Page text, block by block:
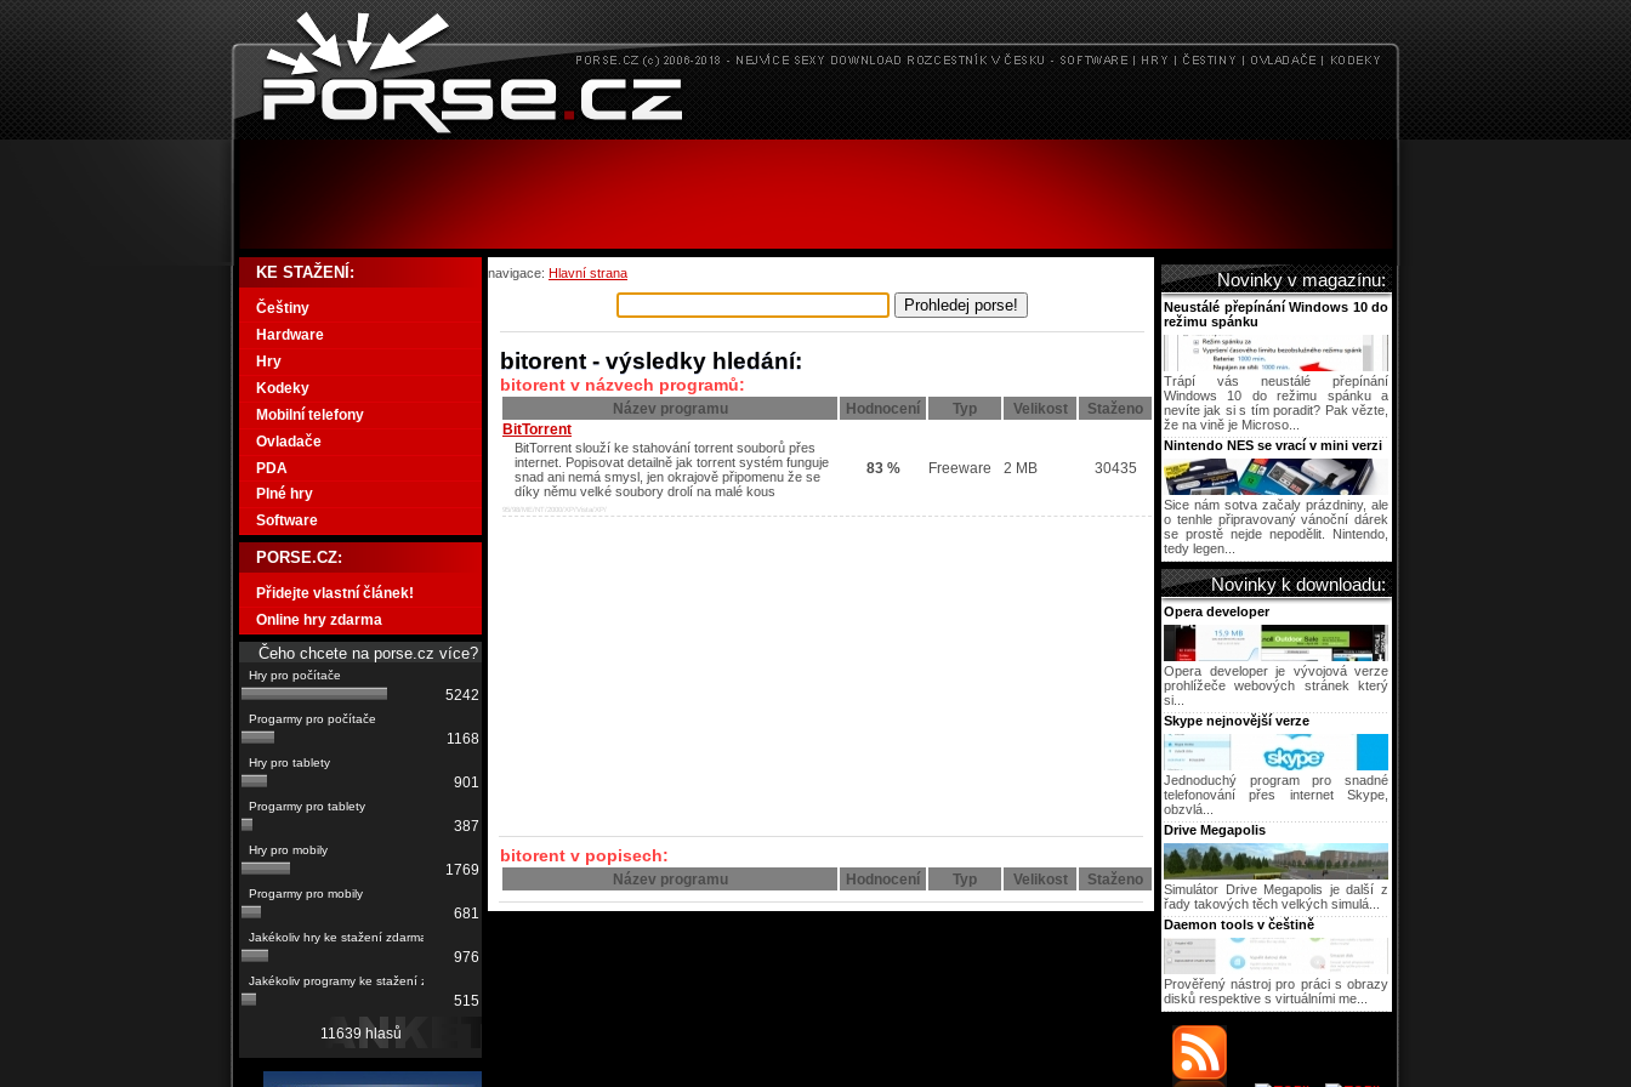
navigace: Hlavní strana
bitorent - výsledky hledání:
bitorent v názvech programů:
Název programu Hodnocení Typ Velikost
Staženo
BitTorrent
BitTorrent slouží ke stahování torrent souborů přes
internet. Popisovat detailně jak torrent systém funguje
snad ani nemá smysl, jen okrajově připomenu že se
díky němu velké soubory drolí na malé kous
95/98/ME/NT/2000/XP/Vista/XP/
83 % Freeware 2 MB 30435
bitorent v popisech:
Název programu Hodnocení Typ Velikost Staženo
KE STAŽENÍ:
Češtiny
Hardware
Hry
Kodeky
Mobilní telefony
Ovladače
PDA
Plné hry
Software
PORSE.CZ:
Přidejte vlastní článek!
Online hry zdarma
Čeho chcete na porse.cz více?
5242
1168
901
387
1769
681
976
515
11639 hlasů
Novinky v magazínu:
Neustálé přepínání Windows 10 do
režimu spánku
Trápí vás neustálé přepínání
Windows 10 do režimu spánku a
nevíte jak si s tím poradit? Pak vězte,
že na vině je Microso...
Nintendo NES se vrací v mini verzi
Sice nám sotva začaly prázdniny, ale
o tenhle připravovaný vánoční dárek
se prostě nejde nepodělit. Nintendo,
tedy legen...
Novinky k downloadu:
Opera developer
Opera developer je vývojová verze
prohlížeče webových stránek který
si...
Skype nejnovější verze
Jednoduchý program pro snadné
telefonování přes internet Skype,
obzvlá...
Drive Megapolis
Simulátor Drive Megapolis je další z
řady takových těch velkých simulá...
Daemon tools v češtině
Prověřený nástroj pro práci s obrazy
disků respektive s virtuálními me...